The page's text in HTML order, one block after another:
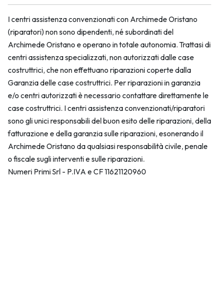
I centri assistenza convenzionati con Archimede Oristano
(riparatori) non sono dipendenti, né subordinati del
Archimede Oristano e operano in totale autonomia. Trattasi di
centri assistenza specializzati, non autorizzati dalle case
costruttrici, che non effettuano riparazioni coperte dalla
Garanzia delle case costruttrici. Per riparazioni in garanzia
e/o centri autorizzati è necessario contattare direttamente le
case costruttrici. I centri assistenza convenzionati/riparatori
sono gli unici responsabili del buon esito delle riparazioni, della
fatturazione e della garanzia sulle riparazioni, esonerando il
Archimede Oristano da qualsiasi responsabilità civile, penale
o fiscale sugli interventi e sulle riparazioni.
Numeri Primi Srl - P.IVA e CF 11621120960